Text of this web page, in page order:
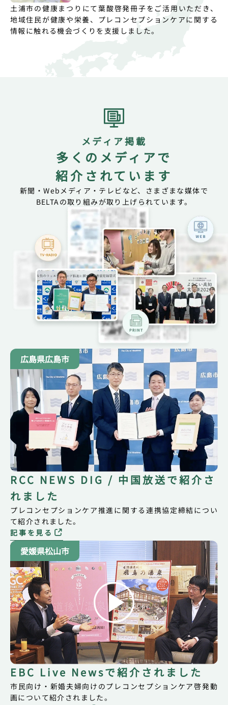
土浦市の健康まつりにて葉酸啓発冊子をご活用いただき、
地域住民が健康や栄養、プレコンセプションケアに関する
情報に触れる機会づくりを支援しました。
メディア掲載
多くのメディアで
紹介されています
新聞・Webメディア・テレビなど、さまざまな媒体で
BELTAの取り組みが取り上げられています。
広島県広島市
RCC NEWS DIG / 中国放送で紹介さ
れました
プレコンセプションケア推進に関する連携協定締結につい
て紹介されました。
記事を見る
愛媛県松山市
EBC Live Newsで紹介されました
市民向け・新婚夫婦向けのプレコンセプションケア啓発動
画について紹介されました。